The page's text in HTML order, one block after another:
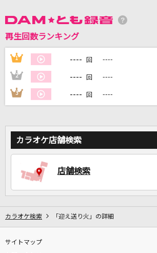
DAMに会員登録・ログインして
カラオケをもっと楽しもう！
家族や友達と一緒に！練習にも
再生回数ランキング
1 ---- 回 ----
2 ---- 回 ----
3 ---- 回 ----
カラオケ店舗検索
店舗検索
カラオケ検索 「迎え送り火」の詳細
サイトマップ